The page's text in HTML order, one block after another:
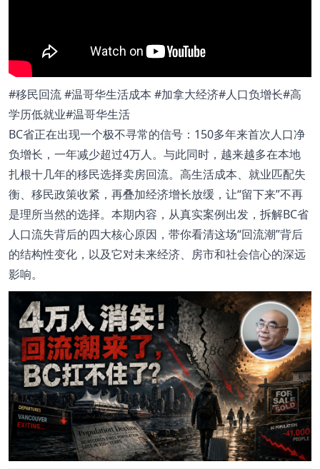
#移民回流 #温哥华生活成本 #加拿大经济#人口负增长#高
学历低就业#温哥华生活
BC省正在出现一个极不寻常的信号：150多年来首次人口净
负增长，一年减少超过4万人。与此同时，越来越多在本地
扎根十几年的移民选择卖房回流。高生活成本、就业匹配失
衡、移民政策收紧，再叠加经济增长放缓，让“留下来”不再
是理所当然的选择。本期内容，从真实案例出发，拆解BC省
人口流失背后的四大核心原因，带你看清这场“回流潮”背后
的结构性变化，以及它对未来经济、房市和社会信心的深远
影响。